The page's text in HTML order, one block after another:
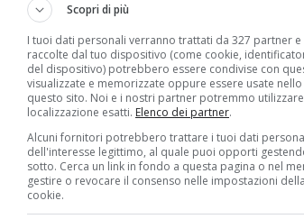
troppo? Prima di correre dall’estetista
del viso fai da te a casa. Il primo passo è
detergente naturale
, è possibile
delicatamente sul volto). Ilmieleè un
per gli occhi è particolarmente indicato
e delicato.
Scopri di più
I tuoi dati personali verranno trattati da 327 partner
raccolte dal tuo dispositivo (come cookie,
del dispositivo) potrebbero essere condivise con
visualizzate e memorizzate oppure essere usate
questo sito. Noi e i nostri partner potremmo
localizzazione esatti. Elenco dei partner.
Alcuni fornitori potrebbero trattare i tuoi dati
dell'interesse legittimo, al quale puoi opporti
sotto. Cerca un link in fondo a questa pagina o nel
gestire o revocare il consenso nelle impostazioni
cookie.